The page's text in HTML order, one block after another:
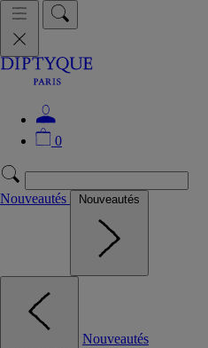
0
Nouveautés Nouveautés
Nouveautés